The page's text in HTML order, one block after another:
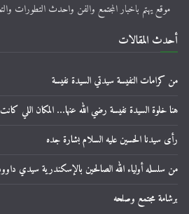
موقع يهتم باخبار المجتمع والفن واحدث التطورات
أحدث المقالات
من كرامات النفيسة سيدتي السيدة نفيسة
هنا خلوة السيدة نفيسة رضي الله عنها… المكان اللي
رأى سيدنا الحسين عليه السلام بشارة جده
من سلسله أولياء الله الصالحين بالإسكندرية سيدي
برشامة مجتمع وصلحه